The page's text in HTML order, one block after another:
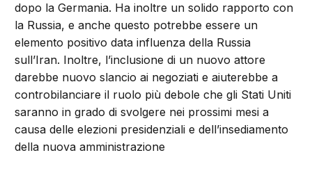
dopo la Germania. Ha inoltre un solido rapporto con
la Russia, e anche questo potrebbe essere un
elemento positivo data influenza della Russia
sull’Iran. Inoltre, l’inclusione di un nuovo attore
darebbe nuovo slancio ai negoziati e aiuterebbe a
controbilanciare il ruolo più debole che gli Stati Uniti
saranno in grado di svolgere nei prossimi mesi a
causa delle elezioni presidenziali e dell’insediamento
della nuova amministrazione